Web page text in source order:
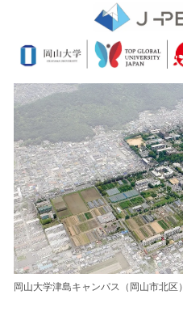
岡山大学津島キャンパス（岡山市北区）